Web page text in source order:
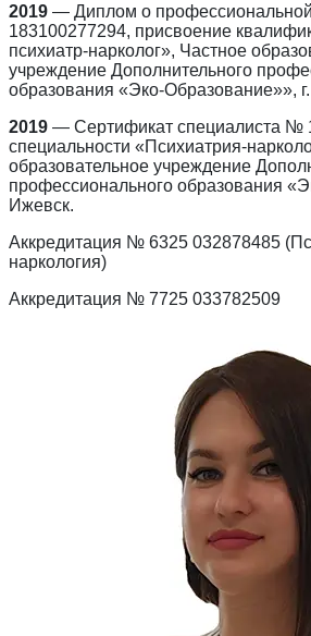
2019 — Диплом о
183100277294, присвоение
психиатр-нарколог», Частное
учреждение Дополнительного
образования «Эко-Образование»»,
2019 — Сертификат специалиста №
специальности «Психиатрия-
образовательное учреждение
профессионального образования
Ижевск.
Аккредитация № 6325 032878485
наркология)
Аккредитация № 7725 033782509